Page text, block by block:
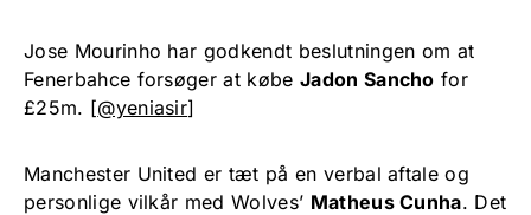
Jose Mourinho har godkendt beslutningen om at
Fenerbahce forsøger at købe Jadon Sancho for
£25m. [@yeniasir]
Manchester United er tæt på en verbal aftale og
personlige vilkår med Wolves’ Matheus Cunha. Det